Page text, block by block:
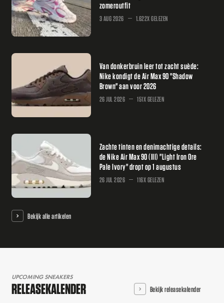
zomeroutfit
3 AUG 2026 1.622X GELEZEN
Van donkerbruin leer tot zacht suède:
Nike kondigt de Air Max 90 "Shadow
Brown" aan voor 2026
26 JUL 2026 151X GELEZEN
Zachte tinten en denimachtige details:
de Nike Air Max 90 (III) "Light Iron Ore
Pale Ivory" dropt op 1 augustus
26 JUL 2026 116X GELEZEN
Bekijk alle artikelen
UPCOMING SNEAKERS
RELEASEKALENDER Bekijk releasekalender